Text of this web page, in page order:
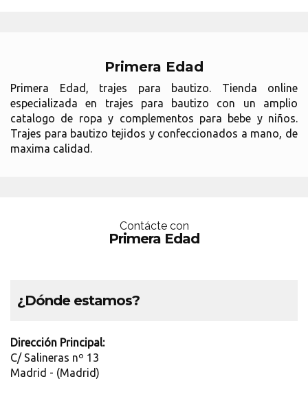
Primera Edad
Primera Edad, trajes para bautizo. Tienda online
especializada en trajes para bautizo con un amplio
catalogo de ropa y complementos para bebe y niños.
Trajes para bautizo tejidos y confeccionados a mano, de
maxima calidad.
Contácte con
Primera Edad
¿Dónde estamos?
Dirección Principal:
C/ Salineras nº 13
Madrid - (Madrid)